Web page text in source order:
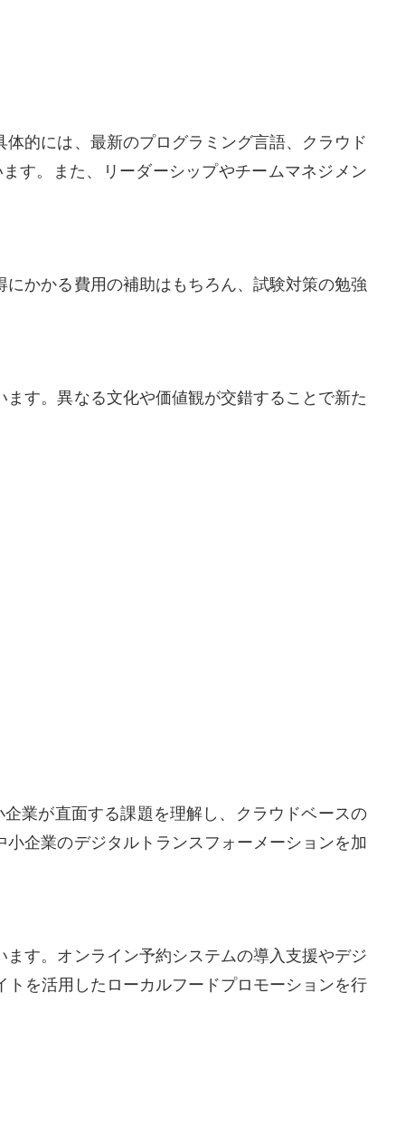
的には、最新のプログラミング言語、クラウド
す。また、リーダーシップやチームマネジメン
かかる費用の補助はもちろん、試験対策の勉強
す。異なる文化や価値観が交錯することで新た
業が直面する課題を理解し、クラウドベースの
企業のデジタルトランスフォーメーションを加
す。オンライン予約システムの導入支援やデジ
を活用したローカルフードプロモーションを行